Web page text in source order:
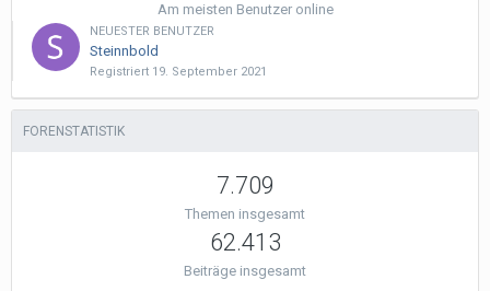
Am meisten Benutzer online
NEUESTER BENUTZER
Steinnbold
Registriert 19. September 2021
FORENSTATISTIK
7.709
Themen insgesamt
62.413
Beiträge insgesamt